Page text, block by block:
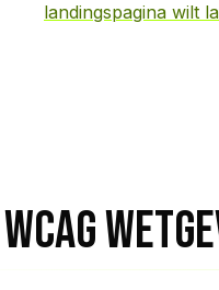
landingspagina wilt